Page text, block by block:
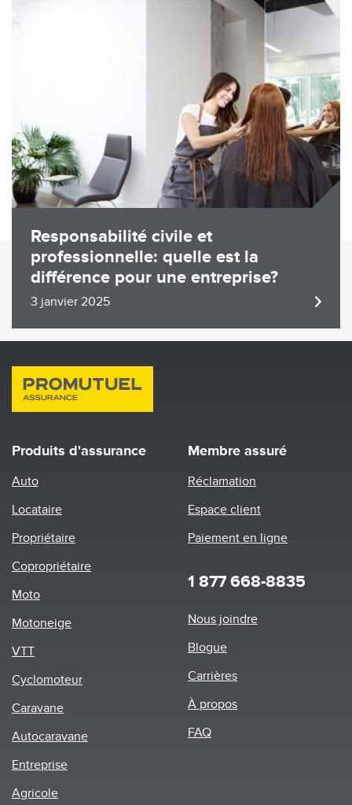
Image
Responsabilité civile et
professionnelle: quelle est la
différence pour une entreprise?
3 janvier 2025
Produits d'assurance
Auto
Locataire
Propriétaire
Copropriétaire
Moto
Motoneige
VTT
Cyclomoteur
Caravane
Autocaravane
Entreprise
Agricole
Membre assuré
Réclamation
Espace client
Paiement en ligne
1 877 668-8835
Footer
Nous joindre
Blogue
Carrières
À propos
FAQ